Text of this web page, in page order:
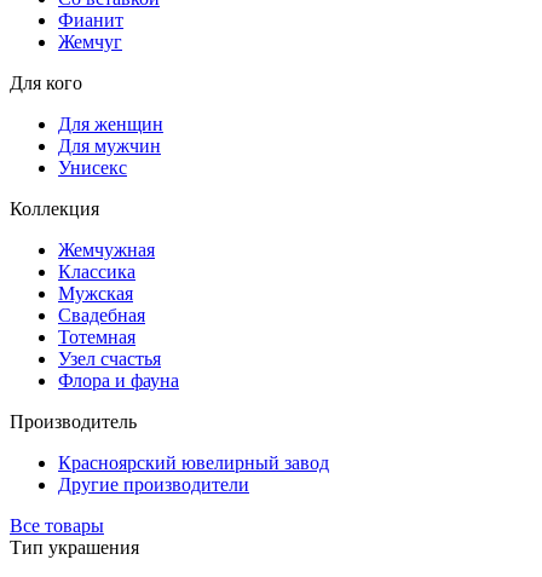
Фианит
Жемчуг
Для кого
Для женщин
Для мужчин
Унисекс
Коллекция
Жемчужная
Классика
Мужская
Свадебная
Тотемная
Узел счастья
Флора и фауна
Производитель
Красноярский ювелирный завод
Другие производители
Все товары
Тип украшения